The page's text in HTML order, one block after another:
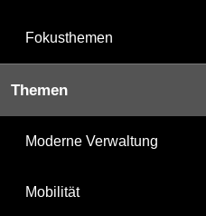
Fokusthemen
Themen
Moderne Verwaltung
Mobilität